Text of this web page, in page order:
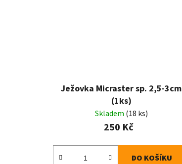
Ježovka Micraster sp. 2,5-3cm
(1ks)
Skladem (18 ks)
250 Kč
DO KOŠÍKU